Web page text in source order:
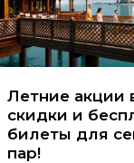
Летние акции
скидки и
билеты для
пар!